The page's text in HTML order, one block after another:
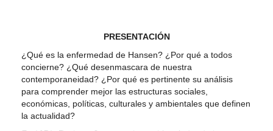
PRESENTACIÓN
¿Qué es la enfermedad de Hansen? ¿Por qué a todos
concierne? ¿Qué desenmascara de nuestra
contemporaneidad? ¿Por qué es pertinente su análisis
para comprender mejor las estructuras sociales,
económicas, políticas, culturales y ambientales que definen
la actualidad?